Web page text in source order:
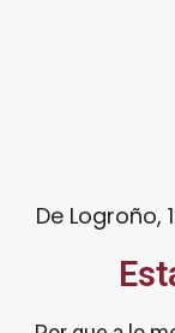
De Logroño,